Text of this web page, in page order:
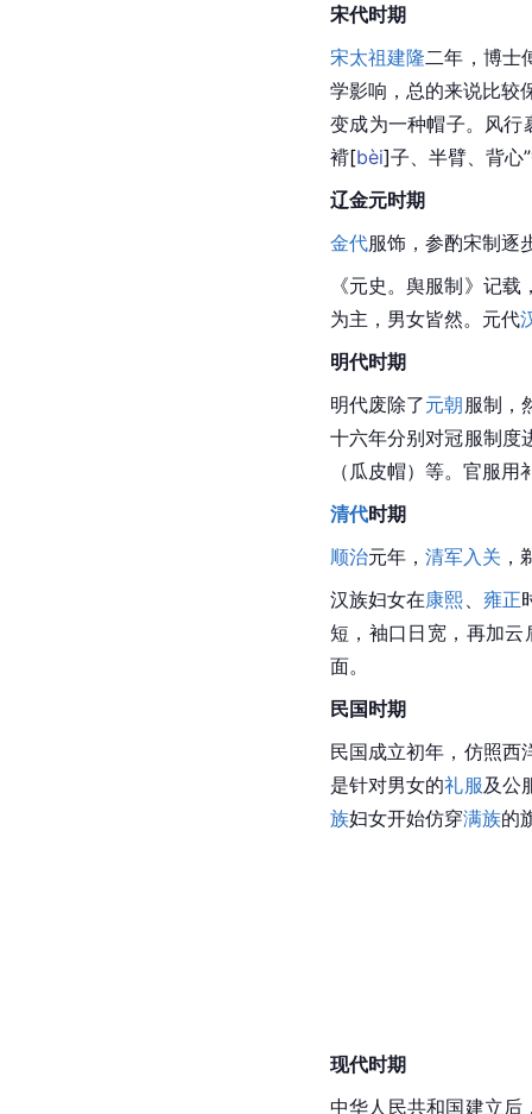
宋代时期
宋太祖建隆二年，博士
学影响，总的来说比较
变成为一种帽子。风行
褙[bèi]子、半臂、背心
辽金元时期
金代服饰，参酌宋制逐
《元史。舆服制》记
为主，男女皆然。元代
明代时期
明代废除了元朝 服制，
十六年分别对冠服制度
（瓜皮帽）等。官服用
清代时期
顺治元年， 清军入关 ，
汉族妇女在康熙 雍正
短，袖口日宽，再加云
面。
民国时期
民国成立初年，仿照西
是针对男女的礼服 及公
族妇女开始仿穿满族的
现代时期
中华人民共和国建立后